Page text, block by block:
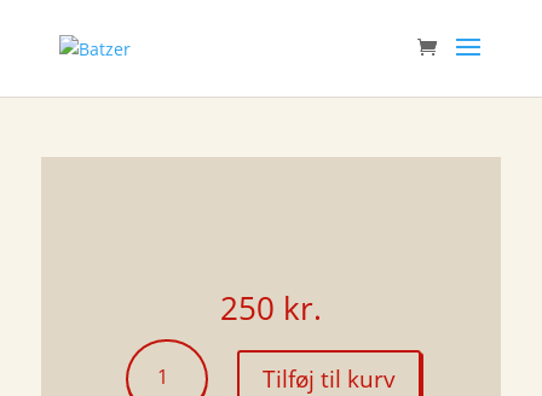
250 kr.
Valeyri-
valsen
Tilføj til kurv